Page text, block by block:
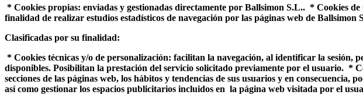
* Cookies propias: enviadas y gestionadas directamente por Ballsimon S.L.. * Cookies
finalidad de realizar estudios estadísticos de navegación por las páginas web de Ballsimon
Clasificadas por su finalidad:
* Cookies técnicas y/o de personalización: facilitan la navegación, al identificar la sesión,
disponibles. Posibilitan la prestación del servicio solicitado previamente por el usuario. *
secciones de las páginas web, los hábitos y tendencias de sus usuarios y en
así como gestionar los espacios publicitarios incluidos en la página web visitada por el